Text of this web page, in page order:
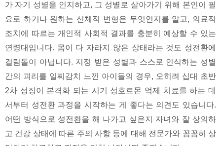
가 자기 성별을 인지하고, 그 성별로 살아가기 위해 본인이 필
요로 하거나 원하는 신체적 변형은 무엇인지를 알고, 의료적
조치에 따르는 개인적 사회적 결과를 충분히 예상할 수 있는
연령대입니다. 몸이 다 자라지 않은 상태라는 것도 성전환에
걸림돌이 아닙니다. 지정 받은 성별과 스스로 인식하는 성별
간의 괴리를 일찌감치 느낀 아이들의 경우, 오히려 십대 초반
2차 성징이 본격화 되는 시기 성호르몬 억제 치료를 하는 데
서부터 성전환 과정을 시작하는 게 좋다는 의견도 있습니다.
어떤 방식으로 성전환을 해 나가고 싶은지 자녀와 잘 상의하
고 건강 상태에 따른 주의 사항 등에 대해 전문가와 꼼꼼히 상